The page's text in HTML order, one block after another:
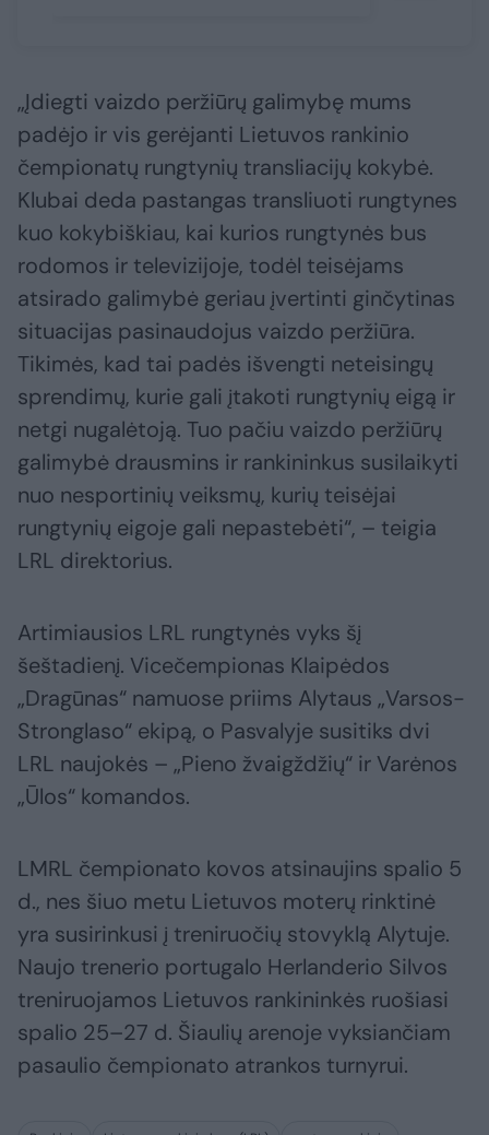
„Įdiegti vaizdo peržiūrų galimybę mums
padėjo ir vis gerėjanti Lietuvos rankinio
čempionatų rungtynių transliacijų kokybė.
Klubai deda pastangas transliuoti rungtynes
kuo kokybiškiau, kai kurios rungtynės bus
rodomos ir televizijoje, todėl teisėjams
atsirado galimybė geriau įvertinti ginčytinas
situacijas pasinaudojus vaizdo peržiūra.
Tikimės, kad tai padės išvengti neteisingų
sprendimų, kurie gali įtakoti rungtynių eigą ir
netgi nugalėtoją. Tuo pačiu vaizdo peržiūrų
galimybė drausmins ir rankininkus susilaikyti
nuo nesportinių veiksmų, kurių teisėjai
rungtynių eigoje gali nepastebėti“, – teigia
LRL direktorius.
Artimiausios LRL rungtynės vyks šį
šeštadienį. Vicečempionas Klaipėdos
„Dragūnas“ namuose priims Alytaus „Varsos-
Stronglaso“ ekipą, o Pasvalyje susitiks dvi
LRL naujokės – „Pieno žvaigždžių“ ir Varėnos
„Ūlos“ komandos.
LMRL čempionato kovos atsinaujins spalio 5
d., nes šiuo metu Lietuvos moterų rinktinė
yra susirinkusi į treniruočių stovyklą Alytuje.
Naujo trenerio portugalo Herlanderio Silvos
treniruojamos Lietuvos rankininkės ruošiasi
spalio 25–27 d. Šiaulių arenoje vyksiančiam
pasaulio čempionato atrankos turnyrui.